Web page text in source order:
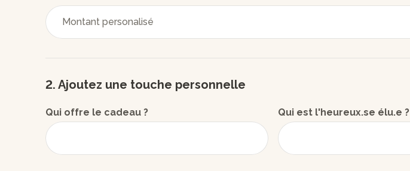
2. Ajoutez une touche personnelle
Qui offre le cadeau ? Qui est l'heureux.se élu.e ?